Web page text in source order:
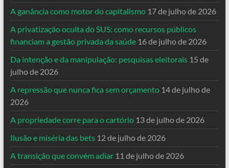
A ganância como motor do capitalismo 17 de julho de 2026
A privatização oculta do SUS: como recursos públicos
financiam a gestão privada da saúde 16 de julho de 2026
Da intenção e da manipulação: pesquisas eleitorais 15 de
julho de 2026
A repressão que nunca fica sem orçamento 14 de julho de
2026
A propriedade corre para o cartório 13 de julho de 2026
Ilusão e miséria das bets 12 de julho de 2026
A transição que convém adiar 11 de julho de 2026